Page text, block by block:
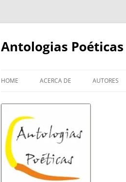
Skip
Antologias Poéticas
HOME ACERCA DE AUTORES